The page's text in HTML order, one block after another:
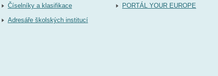
Číselníky a klasifikace
Adresáře školských institucí
PORTÁL YOUR EUROPE